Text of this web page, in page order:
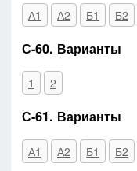
А1 А2 Б1 Б2
С-60. Варианты
1 2
С-61. Варианты
А1 А2 Б1 Б2